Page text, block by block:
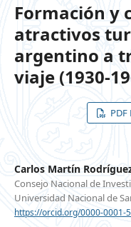
Formación y
atractivos
argentino a
viaje (1930-
PDF
Carlos Martín
Consejo Nacional de
Universidad Nacional de
https://orcid.org/0000-0001-